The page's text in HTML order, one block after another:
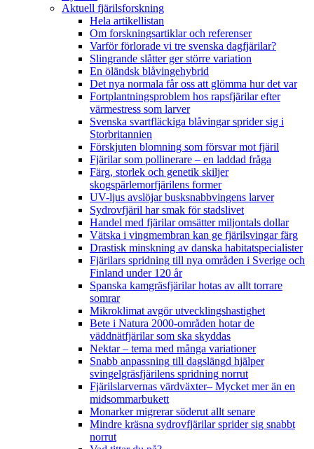
Aktuell fjärilsforskning
Hela artikellistan
Om forskningsartiklar och referenser
Varför förlorade vi tre svenska dagfjärilar?
Slingrande slåtter ger större variation
En öländsk blåvingehybrid
Det nya normala får oss att glömma hur det var
Fortplantningsproblem hos rapsfjärilar efter
värmestress som larver
Svenska svartfläckiga blåvingar sprider sig i
Storbritannien
Förskjuten blomning som försvar mot fjäril
Fjärilar som pollinerare – en laddad fråga
Färg, storlek och genetik skiljer
skogspärlemorfjärilens former
UV-ljus avslöjar busksnabbvingens larver
Sydrovfjäril har smak för stadslivet
Handel med fjärilar omsätter miljontals dollar
Vätska i vingmembran kan ge fjärilsvingar färg
Drastisk minskning av danska habitatspecialister
Fjärilars spridning till nya områden i Sverige och
Finland under 120 år
Spanska kamgräsfjärilar hotas av allt torrare
somrar
Mikroklimat avgör utvecklingshastighet
Bete i Natura 2000-områden hotar de
väddnätfjärilar som ska skyddas
Nektar – tema med många variationer
Snabb anpassning till dagslängd hjälper
svingelgräsfjärilens spridning norrut
Fjärilslarvernas värdväxter– Mycket mer än en
midsommarbukett
Monarker migrerar söderut allt senare
Mindre kräsna sydrovfjärilar sprider sig snabbt
norrut